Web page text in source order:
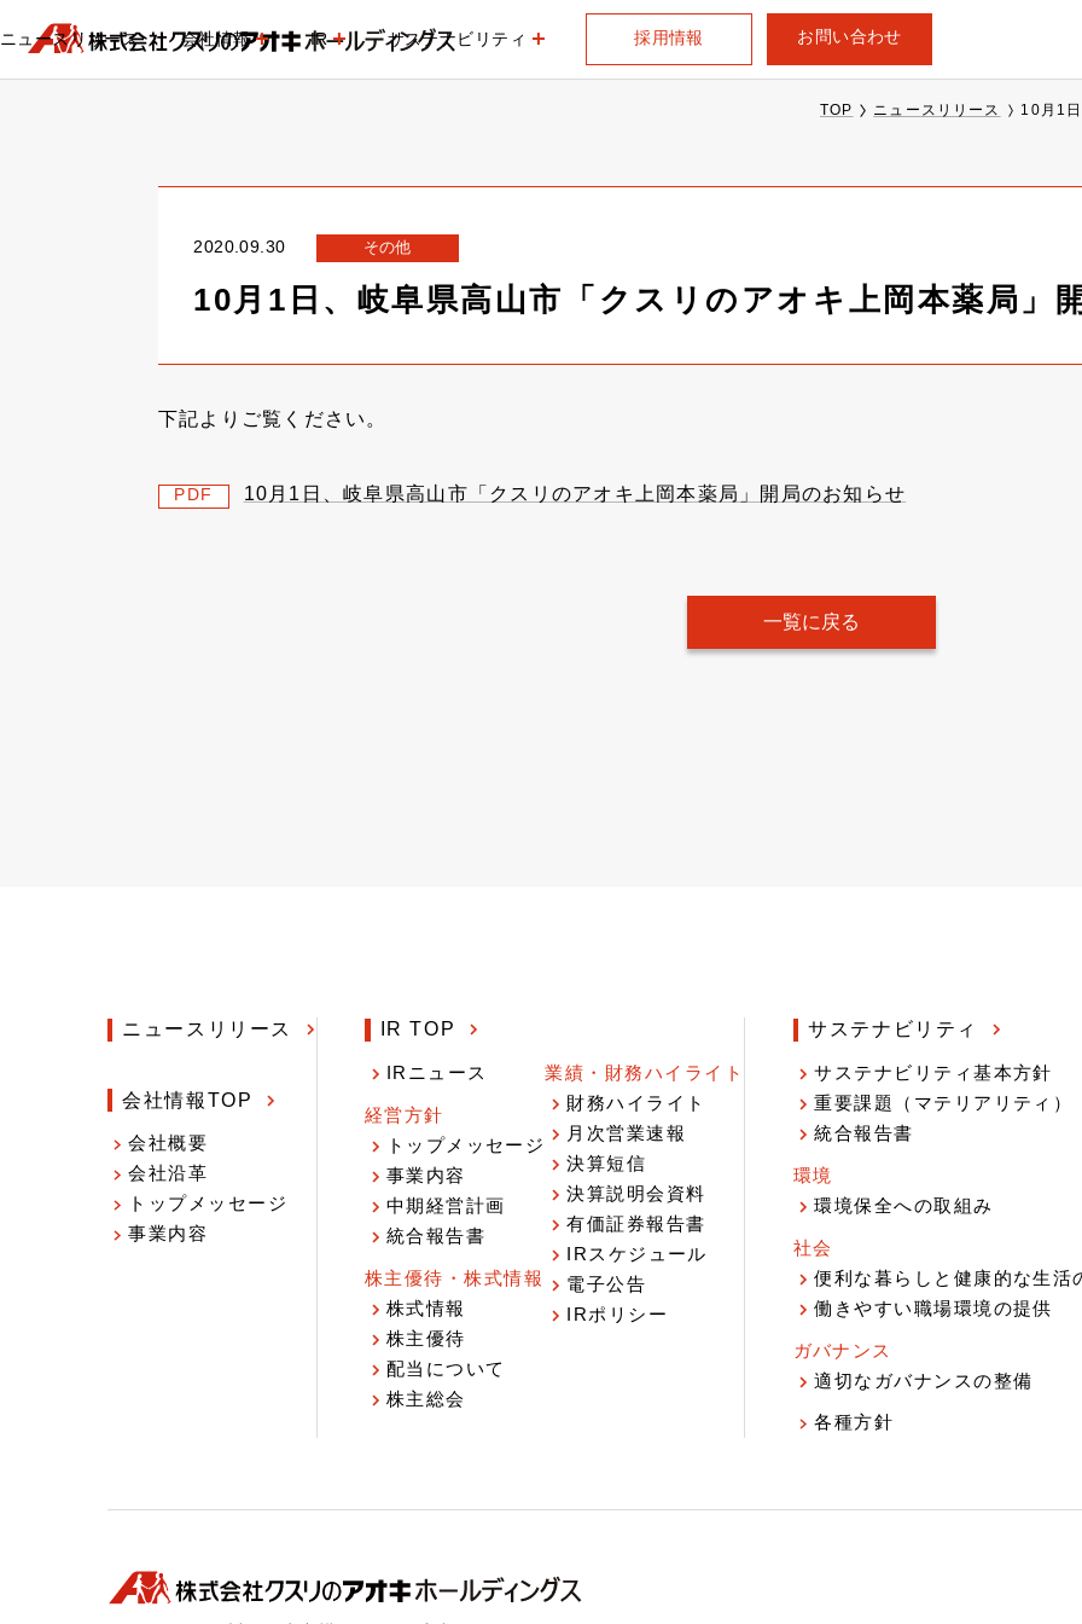
ニュースリリース 会社情報 IR サステナビリティ 採用情報 お問い合わせ
TOP ニュースリリース 10月1
2020.09.30 その他
10月1日、岐阜県高山市「クスリのアオキ上岡本薬局」
下記よりご覧ください。
PDF 10月1日、岐阜県高山市「クスリのアオキ上岡本薬局」開局のお知らせ
一覧に戻る
ニュースリリース
会社情報TOP
会社概要
会社沿革
トップメッセージ
事業内容
IR TOP
IRニュース
経営方針
トップメッセージ
事業内容
中期経営計画
統合報告書
株主優待・株式情報
株式情報
株主優待
配当について
株主総会
業績・財務ハイライト
財務ハイライト
月次営業速報
決算短信
決算説明会資料
有価証券報告書
IRスケジュール
電子公告
IRポリシー
サステナビリティ
サステナビリティ基本方針
重要課題（マテリアリティ）
統合報告書
環境
環境保全への取組み
社会
便利な暮らしと健康的な生活
働きやすい職場環境の提供
ガバナンス
適切なガバナンスの整備
各種方針